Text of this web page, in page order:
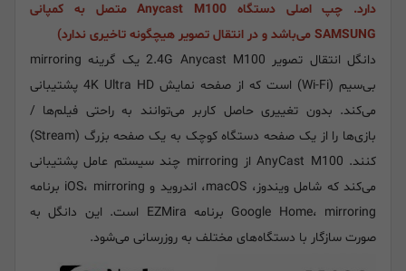
دارد. چپ اصلی دستگاه Anycast M100 متصل به کمپانی
SAMSUNG می‌باشد و در انتقال تصویر هیچگونه تاخیری ندارد)
دانگل انتقال تصویر 2.4G Anycast M100 یک گرینه mirroring
بی‌سیم (Wi-Fi) است که از صفحه نمایش 4K Ultra HD پشتیبانی
می‌کند. بدون تغییری حاصل کاربر می‌توانند به راحتی فیلم‌ها /
بازی‌ها را از یک صفحه دستگاه کوچک به یک صفحه بزرگ (Stream)
کنند. AnyCast M100 از mirroring چند سیستم عامل پشتیبانی
می‌کند که شامل ویندوز، macOS، اندروید و iOS، mirroring برنامه
Google Home، mirroring برنامه EZMira است. این دانگل به
صورت سازگار با دستگاه‌های مختلف به روزرسانی می‌شود.